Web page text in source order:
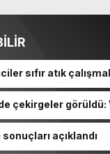
sıfır atık
çekirgeler görüldü:
açıklandı